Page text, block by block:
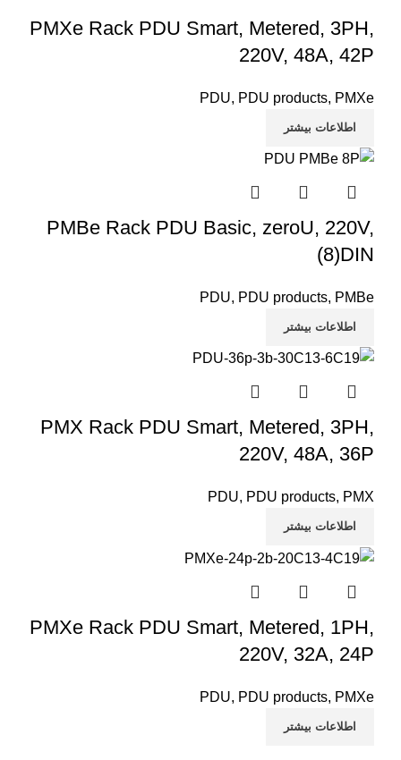
PMXe Rack PDU Smart, Metered, 3PH,
220V, 48A, 42P
PDU, PDU products, PMXe
اطلاعات بیشتر
PMBe Rack PDU Basic, zeroU, 220V,
(8)DIN
PDU, PDU products, PMBe
اطلاعات بیشتر
PMX Rack PDU Smart, Metered, 3PH,
220V, 48A, 36P
PDU, PDU products, PMX
اطلاعات بیشتر
PMXe Rack PDU Smart, Metered, 1PH,
220V, 32A, 24P
PDU, PDU products, PMXe
اطلاعات بیشتر